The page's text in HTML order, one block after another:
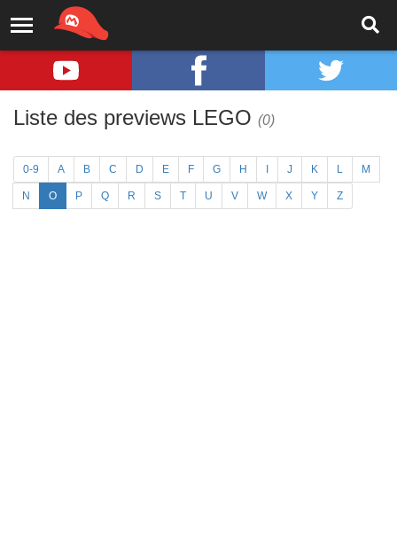
Liste des previews LEGO (0)
0-9 A B C D E F G H J K L M
N O P Q R S T U V W X Y Z